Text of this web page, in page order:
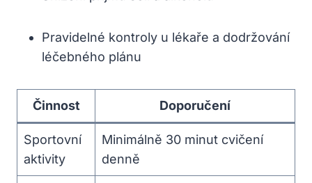
Pravidelné kontroly u lékaře a dodržování
léčebného plánu
Činnost Doporučení
Sportovní
aktivity
Minimálně 30 minut cvičení
denně